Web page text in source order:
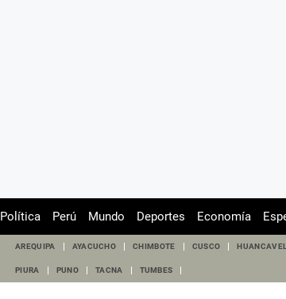
Política Perú Mundo Deportes Economía
AREQUIPA AYACUCHO CHIMBOTE CUSCO
PIURA PUNO TACNA TUMBES